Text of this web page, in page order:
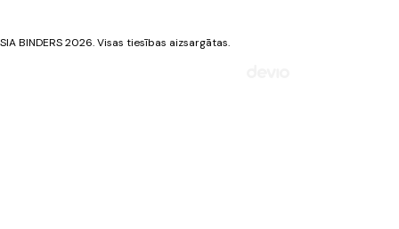
SIA BINDERS 2026. Visas tiesības aizsargātas.